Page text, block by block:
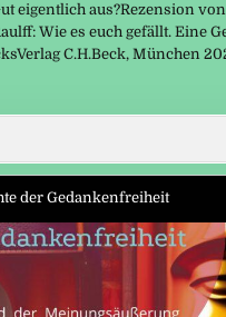
eigentlich aus?Rezension
Wie es euch gefällt. Eine
C.H.Beck, München
der Gedankenfreiheit